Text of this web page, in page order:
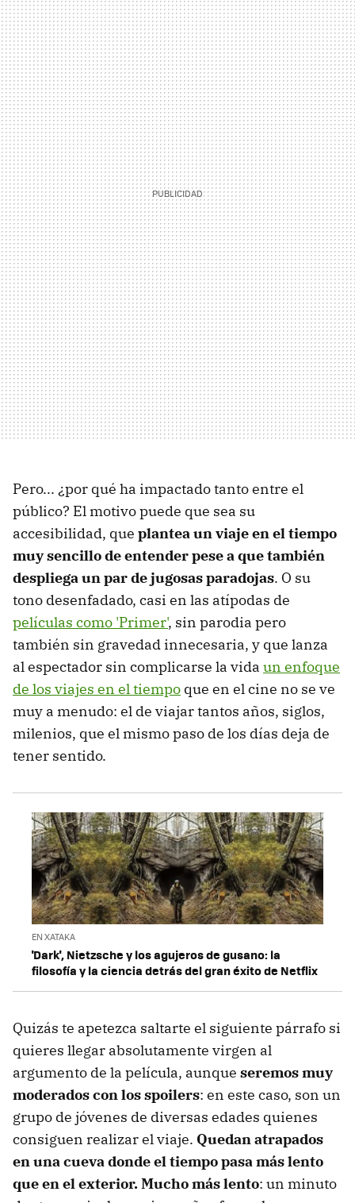
Pero... ¿por qué ha impactado tanto entre el
público? El motivo puede que sea su
accesibilidad, que plantea un viaje en el tiempo
muy sencillo de entender pese a que también
despliega un par de jugosas paradojas. O su
tono desenfadado, casi en las atípodas de
películas como 'Primer', sin parodia pero
también sin gravedad innecesaria, y que lanza
al espectador sin complicarse la vida un enfoque
de los viajes en el tiempo que en el cine no se ve
muy a menudo: el de viajar tantos años, siglos,
milenios, que el mismo paso de los días deja de
tener sentido.
EN XATAKA
'Dark', Nietzsche y los agujeros de gusano: la
filosofía y la ciencia detrás del gran éxito de Netflix
Quizás te apetezca saltarte el siguiente párrafo si
quieres llegar absolutamente virgen al
argumento de la película, aunque seremos muy
moderados con los spoilers: en este caso, son un
grupo de jóvenes de diversas edades quienes
consiguen realizar el viaje. Quedan atrapados
en una cueva donde el tiempo pasa más lento
que en el exterior. Mucho más lento: un minuto